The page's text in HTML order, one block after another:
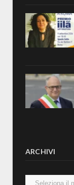
ARCHIVI
Archivi